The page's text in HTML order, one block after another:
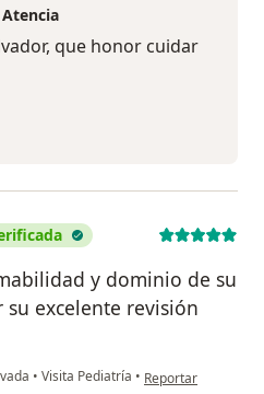
Atencia
que honor cuidar
y dominio de su
excelente revisión
• Visita Pediatría • en opinión del
Reportar